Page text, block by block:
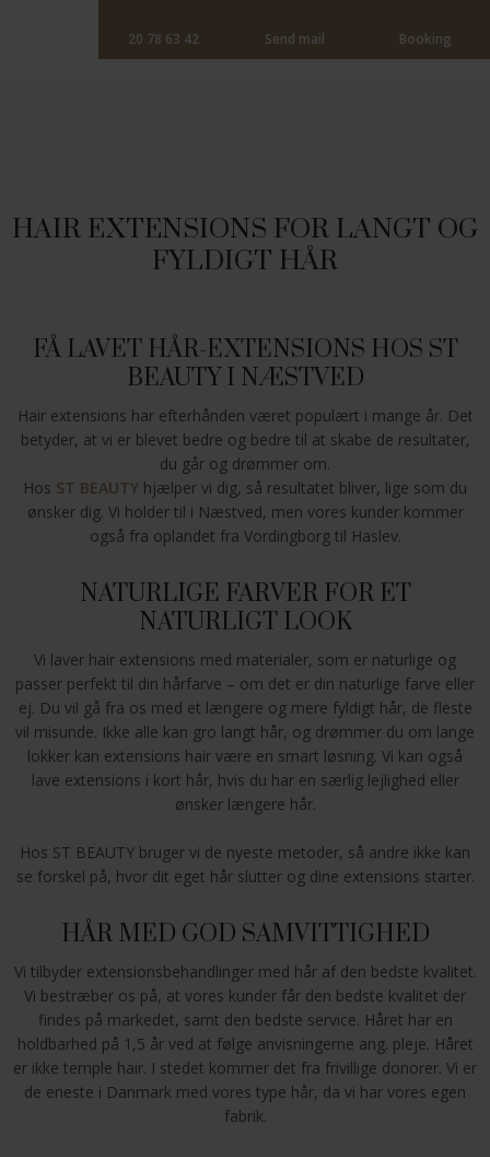
20 78 63 42 Send mail Booking
​HAIR EXTENSIONS FOR LANGT OG
FYLDIGT HÅR
FÅ LAVET HÅR-EXTENSIONS HOS ST
BEAUTY I NÆSTVED
Hair extensions har efterhånden været populært i mange år. Det
betyder, at vi er blevet bedre og bedre til at skabe de resultater,
du går og drømmer om.
​Hos ST BEAUTY hjælper vi dig, så resultatet bliver, lige som du
ønsker dig. Vi holder til i Næstved, men vores kunder kommer
også fra oplandet fra Vordingborg til Haslev.
NATURLIGE FARVER FOR ET
NATURLIGT LOOK
Vi laver hair extensions med materialer, som er naturlige og
passer perfekt til din hårfarve – om det er din naturlige farve eller
ej. Du vil gå fra os med et længere og mere fyldigt hår, de fleste
vil misunde. Ikke alle kan gro langt hår, og drømmer du om lange
lokker kan extensions hair være en smart løsning. Vi kan også
lave extensions i kort hår, hvis du har en særlig lejlighed eller
ønsker længere hår.
Hos ST BEAUTY bruger vi de nyeste metoder, så andre ikke kan
se forskel på, hvor dit eget hår slutter og dine extensions starter.
HÅR MED GOD SAMVITTIGHED
Vi tilbyder extensionsbehandlinger med hår af den bedste kvalitet.
Vi bestræber os på, at vores kunder får den bedste kvalitet der
findes på markedet, samt den bedste service. Håret har en
holdbarhed på 1,5 år ved at følge anvisningerne ang. pleje. Håret
er ikke temple hair. I stedet kommer det fra frivillige donorer. Vi er
de eneste i Danmark med vores type hår, da vi har vores egen
fabrik.